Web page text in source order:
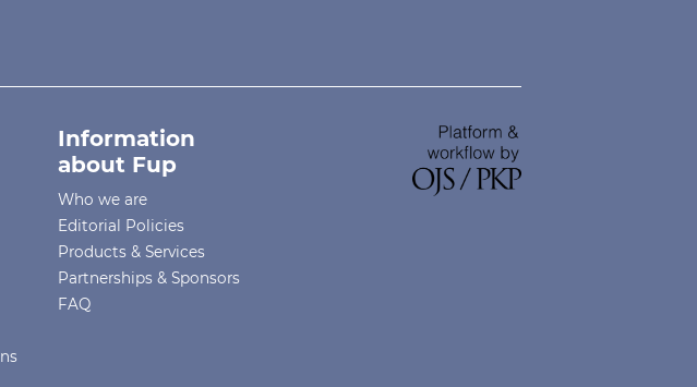
Information
about Fup
Who we are
Editorial Policies
Products & Services
Partnerships & Sponsors
FAQ